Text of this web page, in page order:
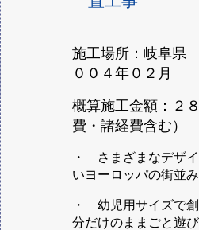
施工場所：岐阜
００４年０２月
概算施工金額：２
費・諸経費含む）
・ さまざまなデザ
いヨーロッパの街並
・ 幼児用サイズで
分だけのままごと遊